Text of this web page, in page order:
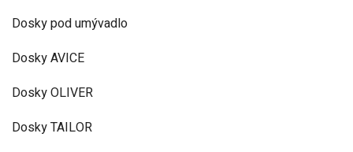
Dosky pod umývadlo
Dosky AVICE
Dosky OLIVER
Dosky TAILOR